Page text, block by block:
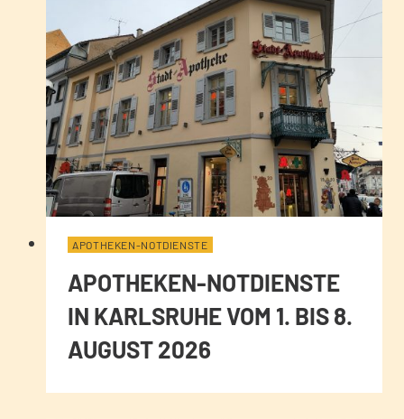
APOTHEKEN-NOTDIENSTE
APOTHEKEN-NOTDIENSTE
IN KARLSRUHE VOM 1. BIS 8.
AUGUST 2026